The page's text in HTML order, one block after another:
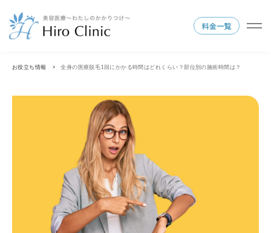
料金一覧
お役立ち情報 全身の医療脱毛1回にかかる時間はどれくらい？部位別の施術時間は？